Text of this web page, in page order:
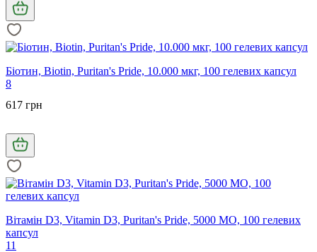
Біотин, Biotin, Puritan's Pride, 10.000 мкг, 100 гелевих капсул
8
617 грн
Вітамін D3, Vitamin D3, Puritan's Pride, 5000 МО, 100 гелевих
капсул
11